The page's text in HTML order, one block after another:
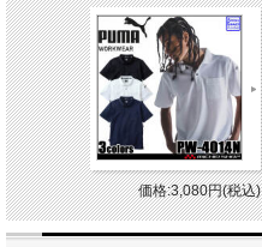
価格:3,080円(税込)